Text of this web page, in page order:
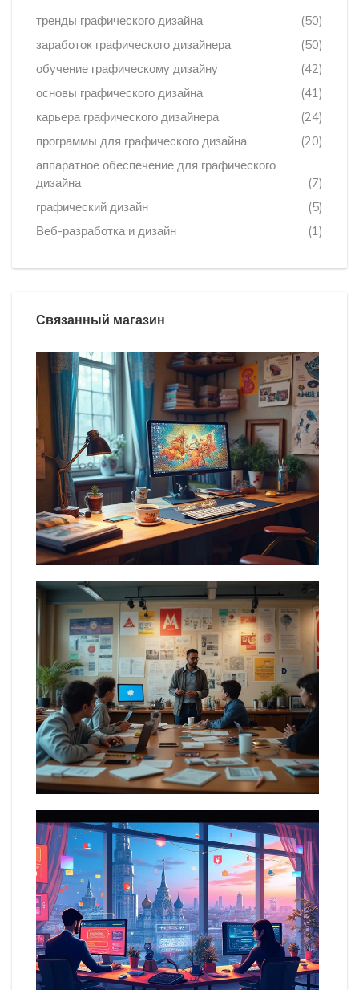
тренды графического дизайна
(50)
заработок графического дизайнера
(50)
обучение графическому дизайну
(42)
основы графического дизайна
(41)
карьера графического дизайнера
(24)
программы для графического дизайна
(20)
аппаратное обеспечение для графического
дизайна
(7)
графический дизайн
(5)
Веб-разработка и дизайн
(1)
Связанный магазин